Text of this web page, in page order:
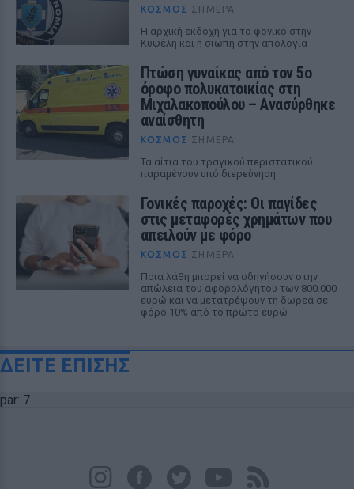
ΚΌΣΜΟΣ ΣΉΜΕΡΑ
Η αρχική εκδοχή για το φονικό στην
Κυψέλη και η σιωπή στην απολογία
Πτώση γυναίκας από τον 5ο
όροφο πολυκατοικίας στη
Μιχαλακοπούλου – Ανασύρθηκε
αναίσθητη
ΚΌΣΜΟΣ ΣΉΜΕΡΑ
Τα αίτια του τραγικού περιστατικού
παραμένουν υπό διερεύνηση
Γονικές παροχές: Οι παγίδες
στις μεταφορές χρημάτων που
απειλούν με φόρο
ΚΌΣΜΟΣ ΣΉΜΕΡΑ
Ποια λάθη μπορεί να οδηγήσουν στην
απώλεια του αφορολόγητου των 800.000
ευρώ και να μετατρέψουν τη δωρεά σε
φόρο 10% από το πρώτο ευρώ
ΔΕΙΤΕ ΕΠΙΣΗΣ
par: 7